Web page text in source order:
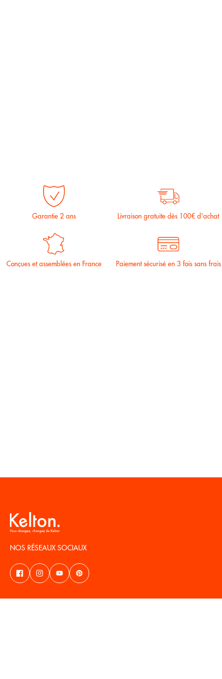
Garantie 2 ans Livraison gratuite dès 100€ d'achat
Conçues et assemblées en France Paiement sécurisé en 3 fois sans frais
NOS RÉSEAUX SOCIAUX